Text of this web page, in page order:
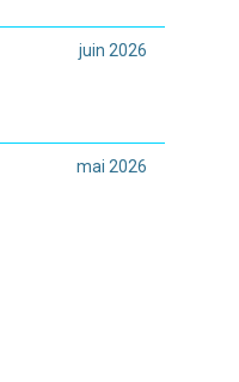
juin 2026
mai 2026